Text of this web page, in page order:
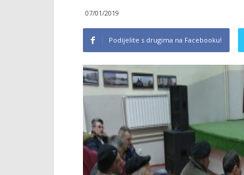
07/01/2019
Podijelite s drugima na Facebooku!